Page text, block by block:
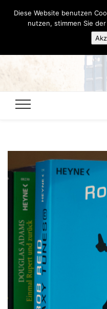
Diese Website benutzen
nutzen, stimmen Sie